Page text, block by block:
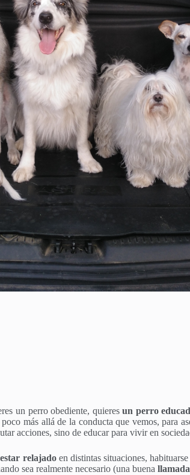
un perro obediente, quieresun perro
más allá de la conducta que vemos, para
acciones, sino de educar para vivir en
estar relajadoen distintas situaciones,
sea realmente necesario (una buena llamada